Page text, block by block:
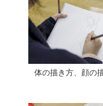
体の描き方、顔の